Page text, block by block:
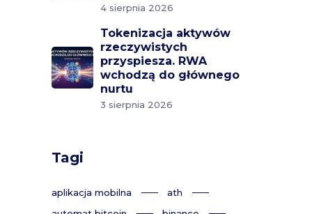
4 sierpnia 2026
Tokenizacja aktywów
rzeczywistych
przyspiesza. RWA
wchodzą do głównego
nurtu
3 sierpnia 2026
Tagi
aplikacja mobilna
ath